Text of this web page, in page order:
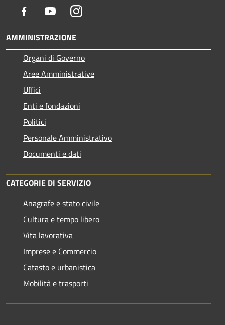
Facebook YoutubeInstagram
AMMINISTRAZIONE
Organi di Governo
Aree Amministrative
Uffici
Enti e fondazioni
Politici
Personale Amministrativo
Documenti e dati
CATEGORIE DI SERVIZIO
Anagrafe e stato civile
Cultura e tempo libero
Vita lavorativa
Imprese e Commercio
Catasto e urbanistica
Mobilità e trasporti